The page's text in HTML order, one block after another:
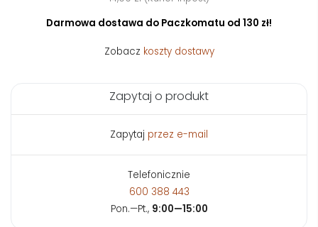
Darmowa dostawa do Paczkomatu od 130 zł!
Zobacz koszty dostawy
Zapytaj o produkt
Zapytaj przez e-mail
Telefonicznie
600 388 443
Pon.—Pt., 9:00—15:00